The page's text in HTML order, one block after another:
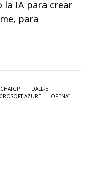
la IA para crear
para
CHATGPT
DALL-E
AZURE
OPENAI